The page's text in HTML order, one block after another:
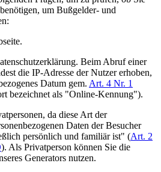
um Bußgelder- und
Beim Abruf einer
die IP-Adresse der Nutzer erhoben,
Datum gem. Art. 4 Nr. 1
bezeichnet als "Online-Kennung").
da diese Art der
Daten der Besucher
persönlich und familiär ist" (Art. 2
). Als Privatperson können Sie die
Generators nutzen.